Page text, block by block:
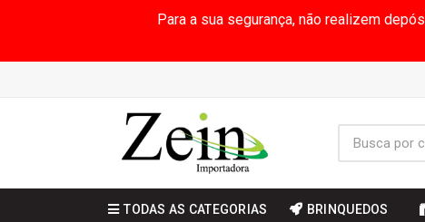
Para a sua segurança, não realizem
TODAS AS CATEGORIAS BRINQUEDOS